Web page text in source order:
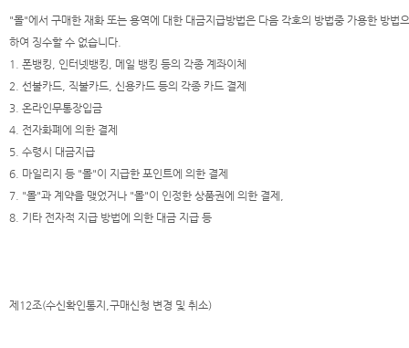
"몰"에서 구매한 재화 또는 용역에 대한 대금지급방법은 다음 각호의 방법중 가용한 방
하여 징수할 수 없습니다.
1. 폰뱅킹, 인터넷뱅킹, 메일 뱅킹 등의 각종 계좌이체
2. 선불카드, 직불카드, 신용카드 등의 각종 카드 결제
3. 온라인무통장입금
4. 전자화폐에 의한 결제
5. 수령시 대금지급
6. 마일리지 등 "몰"이 지급한 포인트에 의한 결제
7. "몰"과 계약을 맺었거나 "몰"이 인정한 상품권에 의한 결제,
8. 기타 전자적 지급 방법에 의한 대금 지급 등
제12조(수신확인통지,구매신청 변경 및 취소)